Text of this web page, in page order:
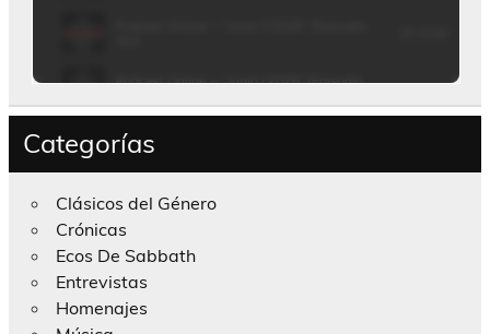
Categorías
Clásicos del Género
Crónicas
Ecos De Sabbath
Entrevistas
Homenajes